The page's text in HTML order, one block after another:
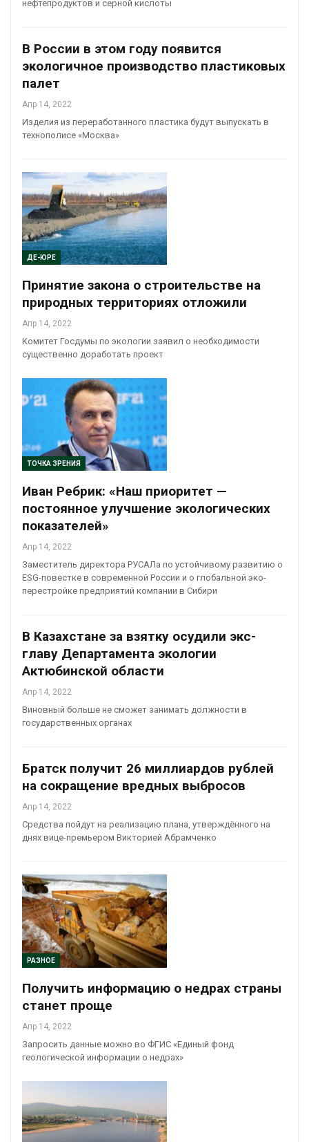
нефтепродуктов и серной кислоты
В России в этом году появится
экологичное производство пластиковых
палет
Апр 14, 2022
Изделия из переработанного пластика будут выпускать в
технополисе «Москва»
ДЕ-ЮРЕ
Принятие закона о строительстве на
природных территориях отложили
Апр 14, 2022
Комитет Госдумы по экологии заявил о необходимости
существенно доработать проект
ТОЧКА ЗРЕНИЯ
Иван Ребрик: «Наш приоритет —
постоянное улучшение экологических
показателей»
Апр 14, 2022
Заместитель директора РУСАЛа по устойчивому развитию о
ESG-повестке в современной России и о глобальной эко-
перестройке предприятий компании в Сибири
В Казахстане за взятку осудили экс-
главу Департамента экологии
Актюбинской области
Апр 14, 2022
Виновный больше не сможет занимать должности в
государственных органах
Братск получит 26 миллиардов рублей
на сокращение вредных выбросов
Апр 14, 2022
Средства пойдут на реализацию плана, утверждённого на
днях вице-премьером Викторией Абрамченко
РАЗНОЕ
Получить информацию о недрах страны
станет проще
Апр 14, 2022
Запросить данные можно во ФГИС «Единый фонд
геологической информации о недрах»